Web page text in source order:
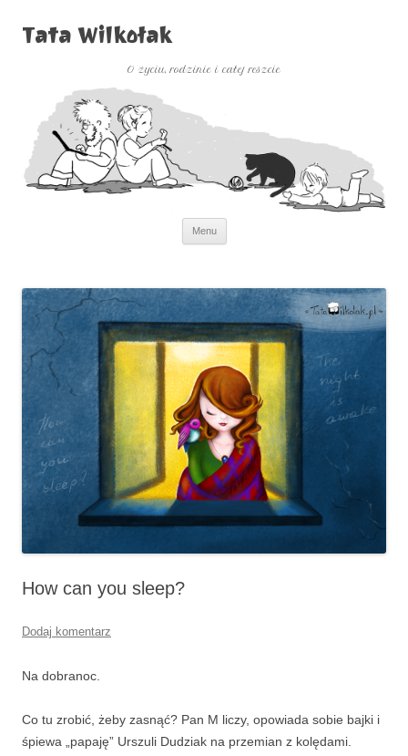
Tata Wilkołak
O życiu, rodzinie i całej reszcie
Menu
How can you sleep?
Dodaj komentarz
Na dobranoc.
Co tu zrobić, żeby zasnąć? Pan M liczy, opowiada sobie bajki i
śpiewa „papaję” Urszuli Dudziak na przemian z kolędami.